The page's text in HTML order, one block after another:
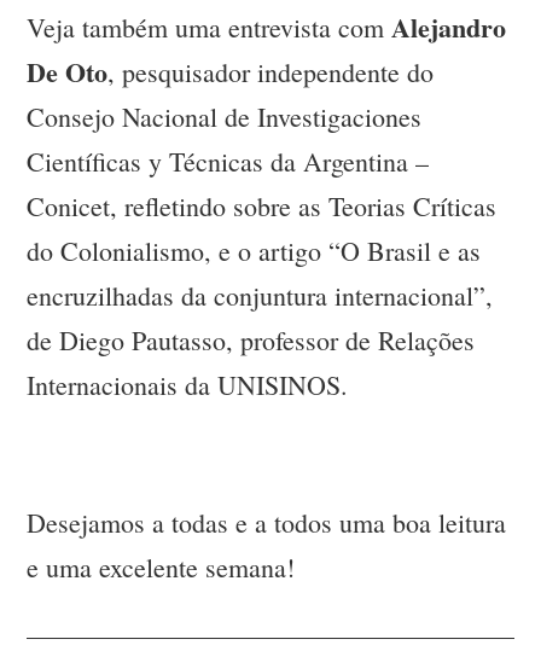
Veja também uma entrevista comAlejandro
De Oto, pesquisador independente do
Consejo Nacional de Investigaciones
Científicas y Técnicas da Argentina –
Conicet, refletindo sobre as Teorias Críticas
do Colonialismo, e o artigo “O Brasil e as
encruzilhadas da conjuntura internacional”,
de Diego Pautasso, professor de Relações
Internacionais da UNISINOS.
Desejamos a todas e a todos uma boa leitura
e uma excelente semana!